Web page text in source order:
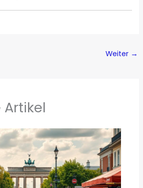
Weiter →